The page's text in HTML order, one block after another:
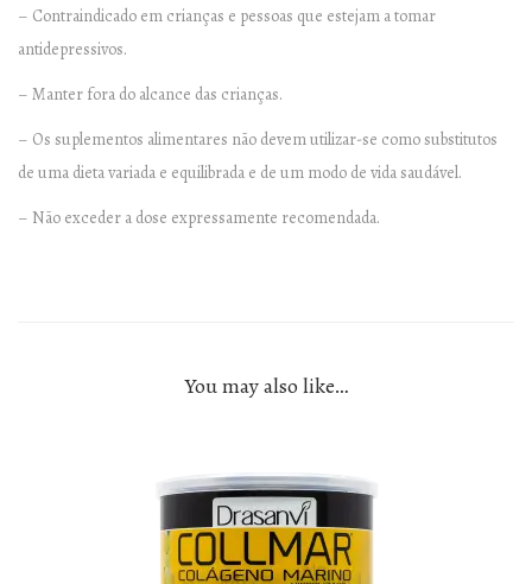
– Contraindicado em crianças e pessoas que estejam a tomar
antidepressivos.
– Manter fora do alcance das crianças.
– Os suplementos alimentares não devem utilizar-se como substitutos
de uma dieta variada e equilibrada e de um modo de vida saudável.
– Não exceder a dose expressamente recomendada.
You may also like…